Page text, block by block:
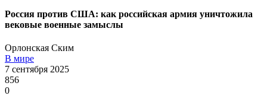
Россия против США: как российская армия уничтожила
вековые военные замыслы
Орлонская Ским
В мире
7 сентября 2025
856
0